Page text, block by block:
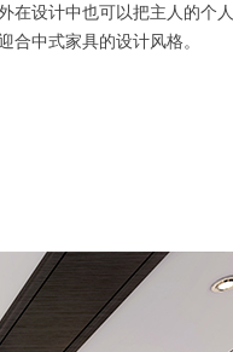
设计中也可以把主人的个人
中式家具的设计风格。